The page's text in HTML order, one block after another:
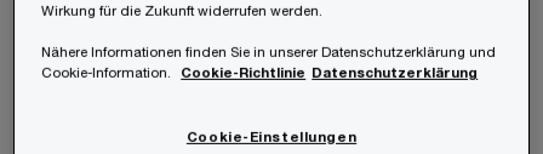
Wirkung für die Zukunft widerrufen werden.
Nähere Informationen finden Sie in unserer Datenschutzerklärung und
Cookie-Information.
Cookie-Richtlinie Datenschutzerklärung
Cookie-Einstellungen